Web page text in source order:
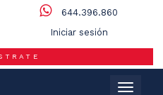
644.396.860
Iniciar sesión
Menú